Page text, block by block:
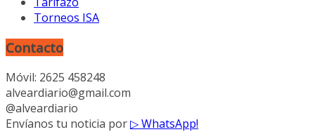
Torneos ISA
Contacto
Móvil: 2625 458248
alveardiario@gmail.com
@alveardiario
Envíanos tu noticia por▷ WhatsApp!